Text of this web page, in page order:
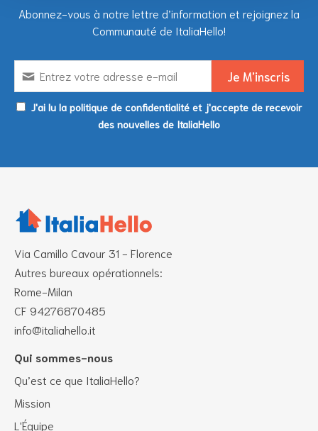
Abonnez-vous à notre lettre d’information et rejoignez la
Communauté de ItaliaHello!
J'ai lu la politique de confidentialité et j'accepte de recevoir
des nouvelles de ItaliaHello
Via Camillo Cavour 31 - Florence
Autres bureaux opérationnels:
Rome-Milan
CF 94276870485
info@italiahello.it
Qui sommes-nous
Qu’est ce que ItaliaHello?
Mission
L'Équipe